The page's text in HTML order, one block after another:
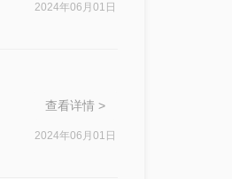
2024年06月01日
查看详情 >
2024年06月01日